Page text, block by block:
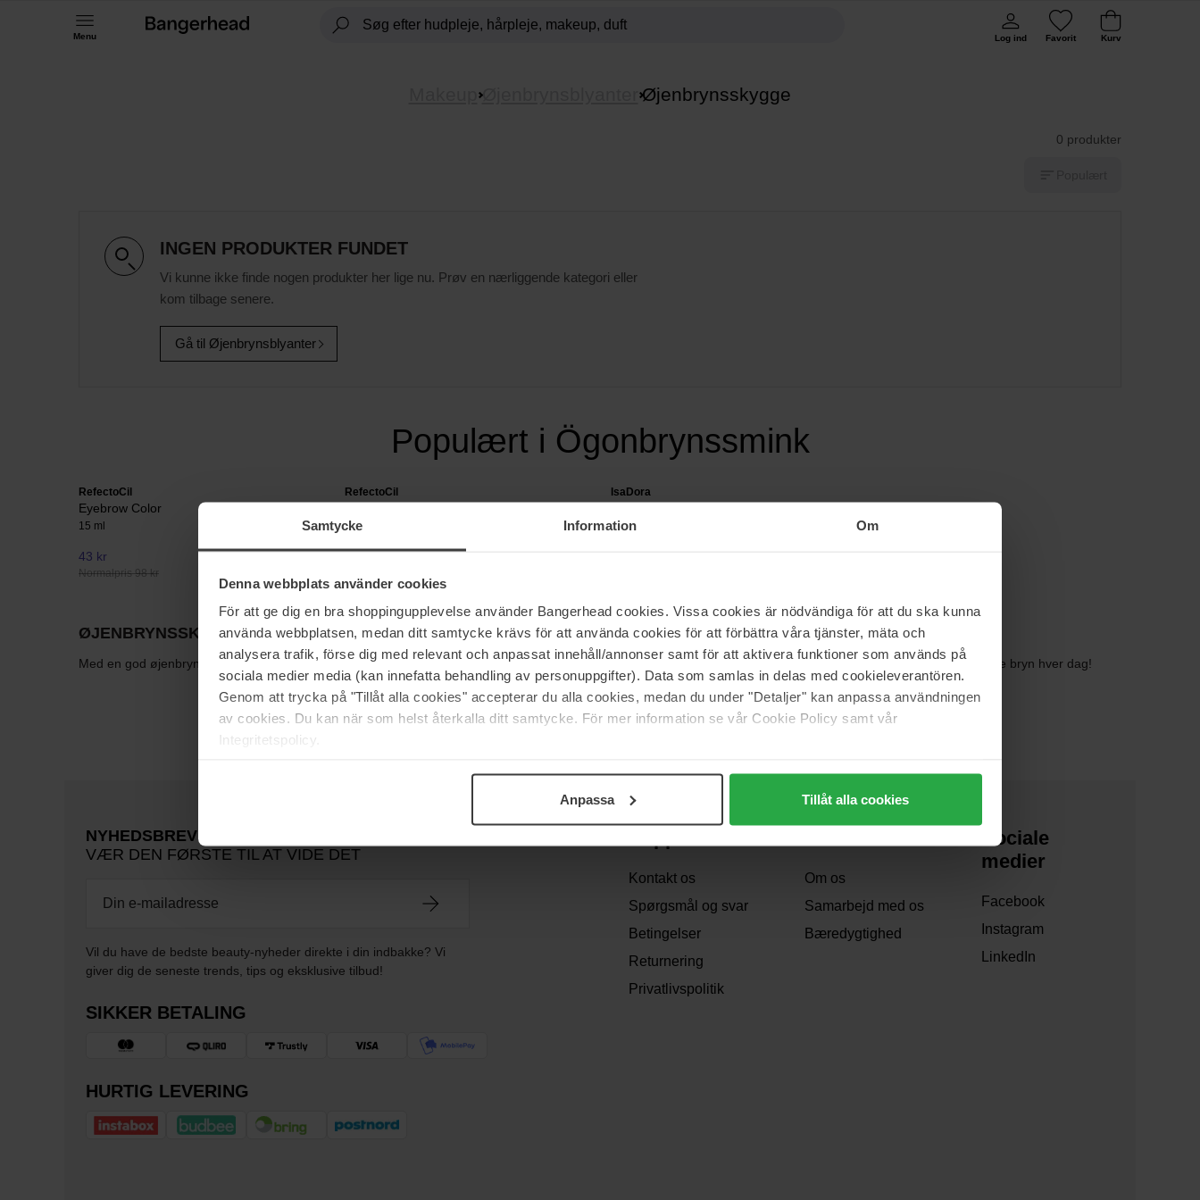
Samtycke Information Om
Denna webbplats använder cookies
För att ge dig en bra shoppingupplevelse använder Bangerhead cookies. Vissa cookies är nödvändiga för att du ska kunna
använda webbplatsen, medan ditt samtycke krävs för att använda cookies för att förbättra våra tjänster, mäta och
analysera trafik, förse dig med relevant och anpassat innehåll/annonser samt för att aktivera funktioner som används på
sociala medier media (kan innefatta behandling av personuppgifter). Data som samlas in delas med cookieleverantören.
Genom att trycka på "Tillåt alla cookies" accepterar du alla cookies, medan du under "Detaljer" kan anpassa användningen
av cookies. Du kan när som helst återkalla ditt samtycke. För mer information se vår Cookie Policy samt vår
Integritetspolicy.
Anpassa Tillåt alla cookies
Menu Log ind Favorit Kurv
Øjenbrynsblyanter Øjenbrynsskygge
0 produkter
INGEN PRODUKTER FUNDET
Vi kunne ikke finde nogen produkter her lige nu. Prøv en nærliggende kategori eller
kom tilbage senere.
Gå til Øjenbrynsblyanter
Populært i Ögonbrynssmink
RefectoCil
Eyebrow Color
15 ml
43 kr
Normalpris 98 kr
RefectoCil
100 ml
63 kr
IsaDora
3,5 ml
ØJENBRYNSSKYGGE
Med en god øjenbrynsskygge kan du skabe skarpe markeringer eller et elegant og naturligt look. Find din favoritnuance eller palet her på Bangerhead – for perfekte bryn hver dag!
NYHEDSBREV
VÆR DEN FØRSTE TIL AT VIDE DET
Vil du have de bedste beauty-nyheder direkte i din indbakke? Vi
giver dig de seneste trends, tips og eksklusive tilbud!
SIKKER BETALING
HURTIG LEVERING
Kontakt os
Spørgsmål og svar
Betingelser
Returnering
Privatlivspolitik
Om os
Samarbejd med os
Bæredygtighed
Sociale
medier
Facebook
Instagram
LinkedIn